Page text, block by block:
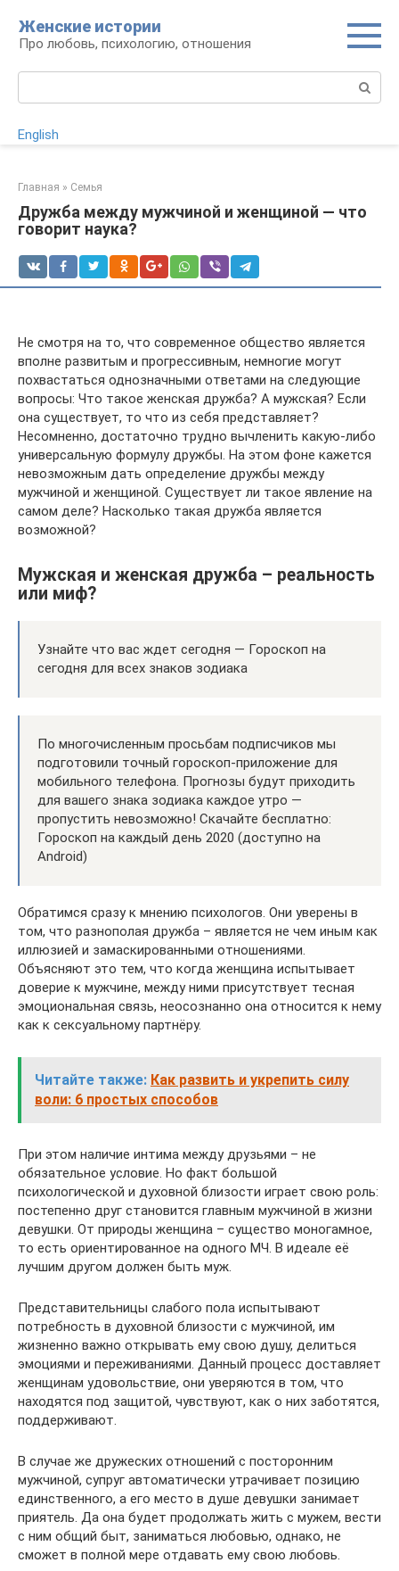
контенту
Женские истории
Про любовь, психологию, отношения
English
Главная » Семья
Дружба между мужчиной и женщиной — что
говорит наука?
Не смотря на то, что современное общество является
вполне развитым и прогрессивным, немногие могут
похвастаться однозначными ответами на следующие
вопросы: Что такое женская дружба? А мужская? Если
она существует, то что из себя представляет?
Несомненно, достаточно трудно вычленить какую-либо
универсальную формулу дружбы. На этом фоне кажется
невозможным дать определение дружбы между
мужчиной и женщиной. Существует ли такое явление на
самом деле? Насколько такая дружба является
возможной?
Мужская и женская дружба – реальность
или миф?
Узнайте что вас ждет сегодня — Гороскоп на
сегодня для всех знаков зодиака
По многочисленным просьбам подписчиков мы
подготовили точный гороскоп-приложение для
мобильного телефона. Прогнозы будут приходить
для вашего знака зодиака каждое утро —
пропустить невозможно! Скачайте бесплатно:
Гороскоп на каждый день 2020 (доступно на
Android)
Обратимся сразу к мнению психологов. Они уверены в
том, что разнополая дружба – является не чем иным как
иллюзией и замаскированными отношениями.
Объясняют это тем, что когда женщина испытывает
доверие к мужчине, между ними присутствует тесная
эмоциональная связь, неосознанно она относится к нему
как к сексуальному партнёру.
Читайте также: Как развить и укрепить силу
воли: 6 простых способов
При этом наличие интима между друзьями – не
обязательное условие. Но факт большой
психологической и духовной близости играет свою роль:
постепенно друг становится главным мужчиной в жизни
девушки. От природы женщина – существо моногамное,
то есть ориентированное на одного МЧ. В идеале её
лучшим другом должен быть муж.
Представительницы слабого пола испытывают
потребность в духовной близости с мужчиной, им
жизненно важно открывать ему свою душу, делиться
эмоциями и переживаниями. Данный процесс доставляет
женщинам удовольствие, они уверяются в том, что
находятся под защитой, чувствуют, как о них заботятся,
поддерживают.
В случае же дружеских отношений с посторонним
мужчиной, супруг автоматически утрачивает позицию
единственного, а его место в душе девушки занимает
приятель. Да она будет продолжать жить с мужем, вести
с ним общий быт, заниматься любовью, однако, не
сможет в полной мере отдавать ему свою любовь.